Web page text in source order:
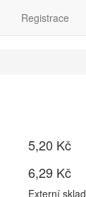
Registrace
5,20 Kč
6,29 Kč
Externí sklad